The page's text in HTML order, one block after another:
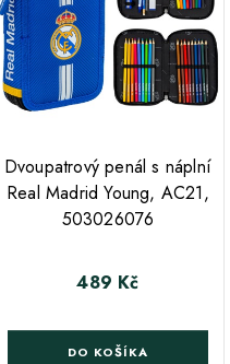
Dvoupatrový penál s náplní
Real Madrid Young, AC21,
503026076
Cena
489 Kč
DO KOŠÍKA